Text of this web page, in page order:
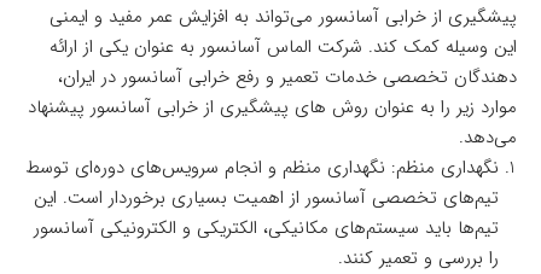
پیشگیری از خرابی آسانسور می‌تواند به افزایش عمر مفید و ایمنی
این وسیله کمک کند. شرکت الماس آسانسور به عنوان یکی از ارائه
دهندگان تخصصی خدمات تعمیر و رفع خرابی آسانسور در ایران،
موارد زیر را به عنوان روش های پیشگیری از خرابی آسانسور پیشنهاد
می‌دهد.
نگهداری منظم: نگهداری منظم و انجام سرویس‌های دوره‌ای توسط
تیم‌های تخصصی آسانسور از اهمیت بسیاری برخوردار است. این
تیم‌ها باید سیستم‌های مکانیکی، الکتریکی و الکترونیکی آسانسور
را بررسی و تعمیر کنند.